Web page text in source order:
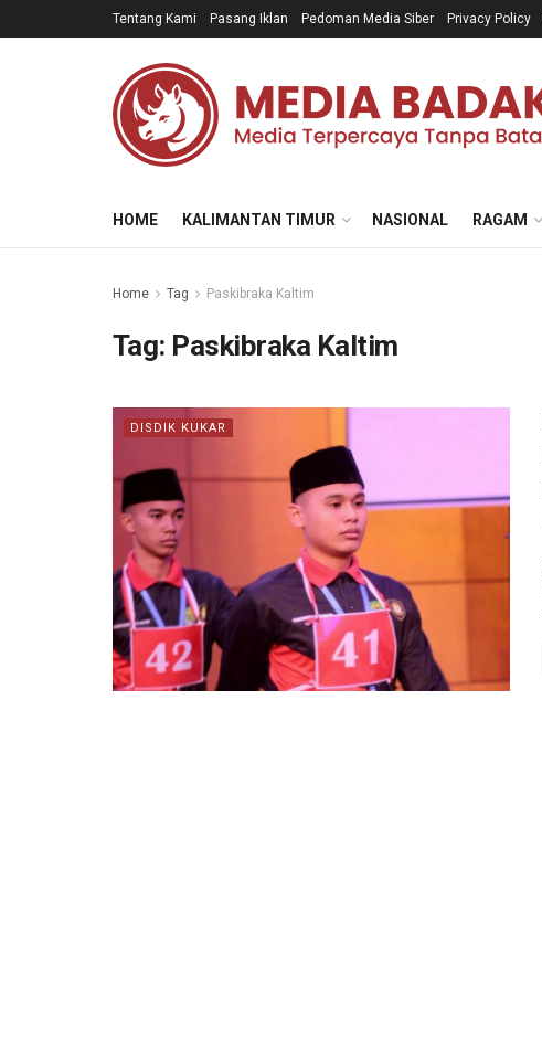
Tentang Kami Pasang Iklan Pedoman Media Siber Privacy Policy
HOME KALIMANTAN TIMUR NASIONAL RAGAM
Home Tag Paskibraka Kaltim
Tag: Paskibraka Kaltim
DISDIK KUKAR